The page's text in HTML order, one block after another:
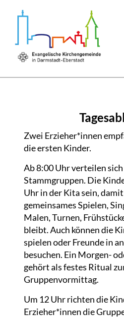
Zwei Erzieher*innen
die ersten Kinder.
Ab 8:00 Uhr verteilen
Stammgruppen. Die
Uhr in der Kita sein,
gemeinsames Spielen,
Malen, Turnen,
bleibt. Auch können die
spielen oder Freunde in
besuchen. Ein Morgen-
gehört als festes Ritual
Gruppenvormittag.
Um 12 Uhr richten die
Erzieher*innen die